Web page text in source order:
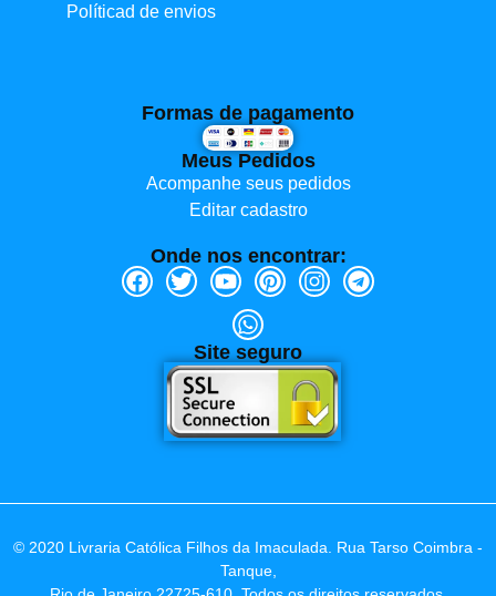
Políticad de envios
Formas de pagamento
Meus Pedidos
Acompanhe seus pedidos
Editar cadastro
Onde nos encontrar:
Site seguro
© 2020 Livraria Católica Filhos da Imaculada. Rua Tarso Coimbra -
Tanque,